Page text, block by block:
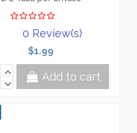
0 Review(s)
$1.99
Add to cart